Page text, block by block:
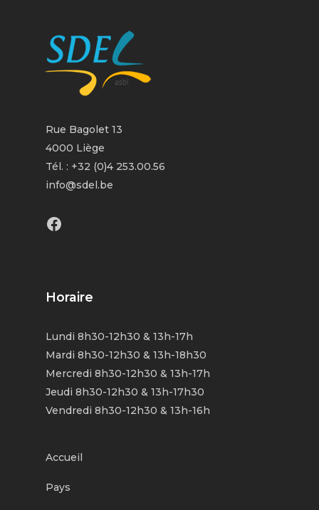
Rue Bagolet 13
4000 Liège
Tél. : +32 (0)4 253.00.56
info@sdel.be
Facebook
Horaire
Lundi 8h30-12h30 & 13h-17h
Mardi 8h30-12h30 & 13h-18h30
Mercredi 8h30-12h30 & 13h-17h
Jeudi 8h30-12h30 & 13h-17h30
Vendredi 8h30-12h30 & 13h-16h
Accueil
Pays